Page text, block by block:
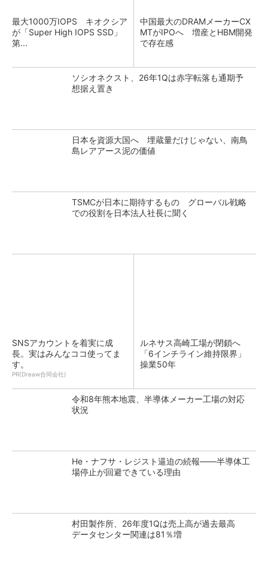
最大1000万IOPS キオクシア
が「Super High IOPS SSD」
第...
中国最大のDRAMメーカーCX
MTがIPOへ 増産とHBM開発
で存在感
ソシオネクスト、26年1Qは赤字転落も通期予
想据え置き
日本を資源大国へ 埋蔵量だけじゃない、南鳥
島レアアース泥の価値
TSMCが日本に期待するもの グローバル戦略
での役割を日本法人社長に聞く
SNSアカウントを着実に成
長。実はみんなココ使ってま
す。
PR(Dreaw合同会社)
ルネサス高崎工場が閉鎖へ
「6インチライン維持限界」
操業50年
令和8年熊本地震、半導体メーカー工場の対応
状況
He・ナフサ・レジスト逼迫の続報――半導体工
場停止が回避できている理由
村田製作所、26年度1Qは売上高が過去最高
データセンター関連は81％増